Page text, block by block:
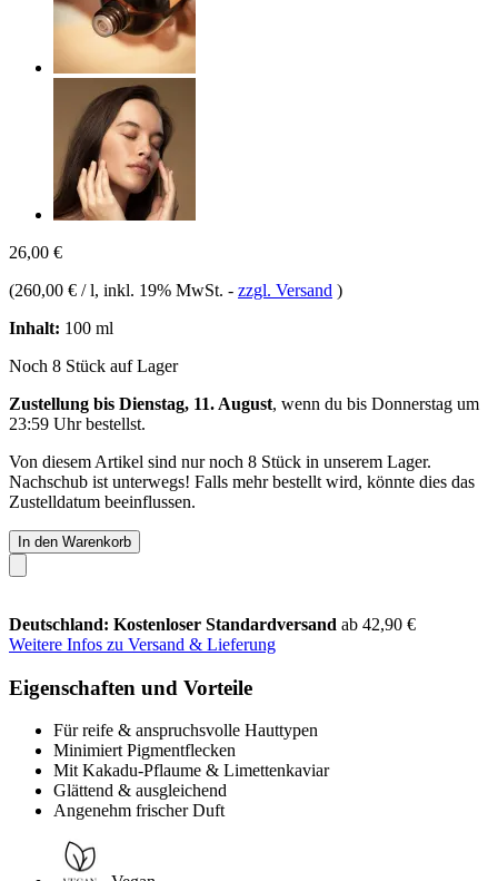
26,00 €
(260,00 € / l, inkl. 19% MwSt. - zzgl. Versand )
Inhalt: 100 ml
Noch 8 Stück auf Lager
Zustellung bis Dienstag, 11. August, wenn du bis Donnerstag um
23:59 Uhrbestellst.
Von diesem Artikel sind nur noch 8 Stück in unserem Lager.
Nachschub ist unterwegs! Falls mehr bestellt wird, könnte dies das
Zustelldatum beeinflussen.
In den Warenkorb
Deutschland: Kostenloser Standardversand ab 42,90 €
Weitere Infos zu Versand & Lieferung
Eigenschaften und Vorteile
Für reife & anspruchsvolle Hauttypen
Minimiert Pigmentflecken
Mit Kakadu-Pflaume & Limettenkaviar
Glättend & ausgleichend
Angenehm frischer Duft